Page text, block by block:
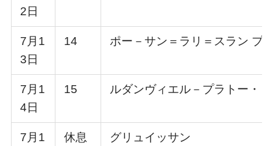
2日
7月1
3日
14 ポー－サン＝ラリ＝スラン プ
7月1
4日
15 ルダンヴィエル－プラトー・
7月1
休息
グリュイッサン